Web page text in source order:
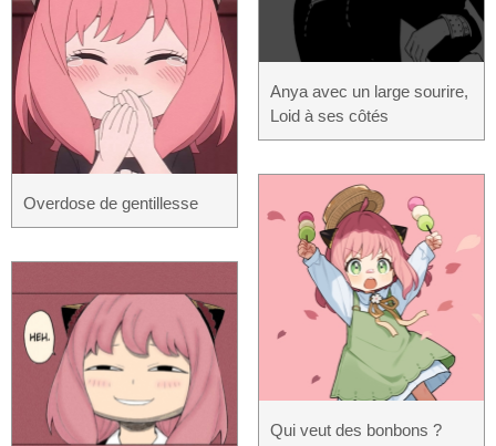
Overdose de gentillesse
Anya avec un large sourire,
Loid à ses côtés
Qui veut des bonbons ?